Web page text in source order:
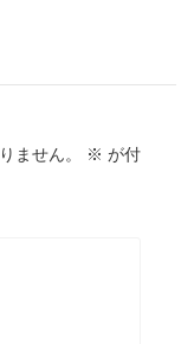
ません。 ※ が付